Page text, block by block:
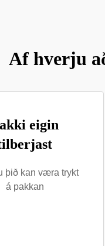
Af hverju
eigin
þið kan væra trykt
á pakkan